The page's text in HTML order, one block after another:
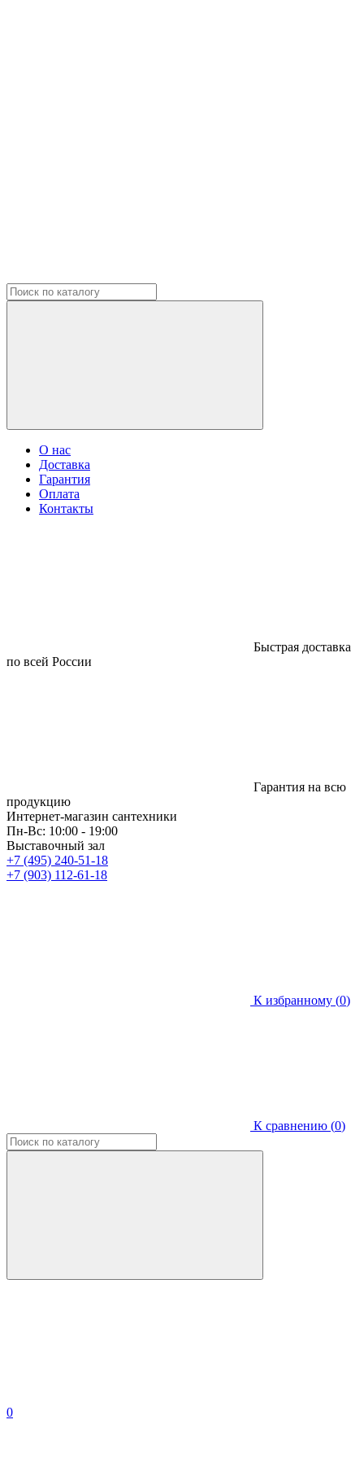
О нас
Доставка
Гарантия
Оплата
Контакты
Быстрая доставка
по всей России
Гарантия на всю
продукцию
Интернет-магазин сантехники
Пн-Вс: 10:00 - 19:00
Выставочный зал
+7 (495) 240-51-18
+7 (903) 112-61-18
К избранному (0)
К сравнению (0)
0